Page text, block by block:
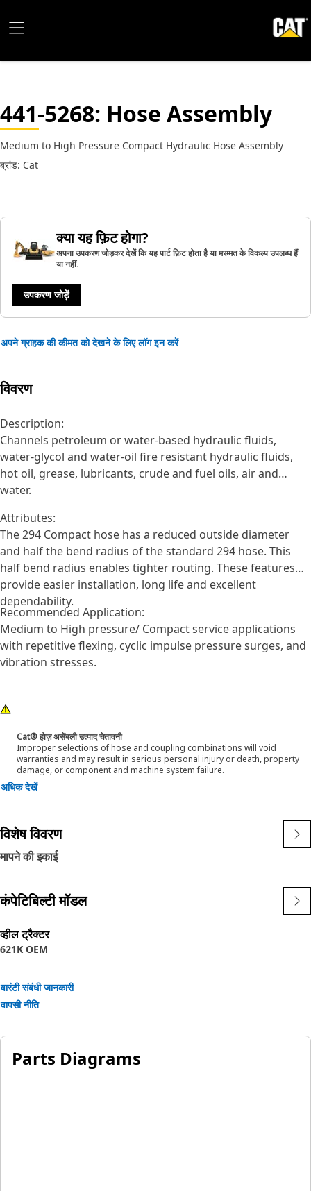
441-5268: Hose Assembly
Medium to High Pressure Compact Hydraulic Hose Assembly
ब्रांड: Cat
क्या यह फ़िट होगा?
अपना उपकरण जोड़कर देखें कि यह पार्ट फ़िट होता है या मरम्मत के विकल्प उपलब्ध हैं
या नहीं.
उपकरण जोड़ें
अपने ग्राहक की कीमत को देखने के लिए लॉग इन करें
विवरण
Description:
Channels petroleum or water-based hydraulic fluids,
water-glycol and water-oil fire resistant hydraulic fluids,
hot oil, grease, lubricants, crude and fuel oils, air and
water.
Attributes:
The 294 Compact hose has a reduced outside diameter
and half the bend radius of the standard 294 hose. This
half bend radius enables tighter routing. These features
provide easier installation, long life and excellent
dependability.
Recommended Application:
Medium to High pressure/ Compact service applications
with repetitive flexing, cyclic impulse pressure surges, and
vibration stresses.
Cat® होज़ असेंबली उत्पाद चेतावनी
Improper selections of hose and coupling combinations will void
warranties and may result in serious personal injury or death, property
damage, or component and machine system failure.
अधिक देखें
विशेष विवरण
मापने की इकाई
कंपेटिबिल्टी मॉडल
व्हील ट्रैक्टर
621K OEM
वारंटी संबंधी जानकारी
वापसी नीति
Parts Diagrams